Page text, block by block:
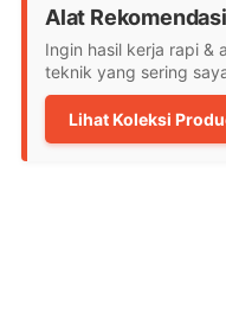
Alat
Ingin hasil kerja rapi &
teknik yang sering
Lihat Koleksi